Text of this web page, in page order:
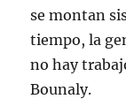
se montan
tiempo, la
no hay
Bounaly.